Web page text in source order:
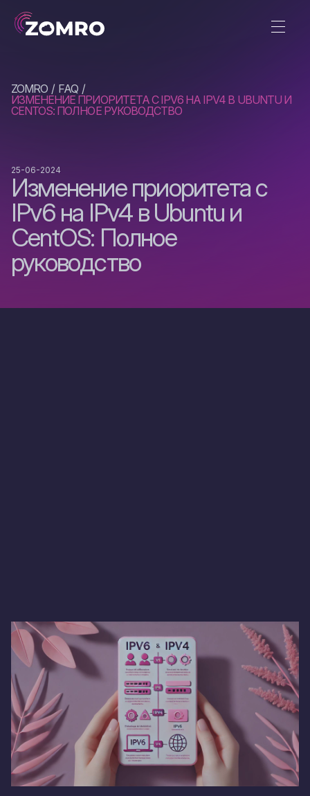
ZOMRO
FAQ
ИЗМЕНЕНИЕ ПРИОРИТЕТА С IPV6 НА IPV4 В UBUNTU И
CENTOS: ПОЛНОЕ РУКОВОДСТВО
Изменение приоритета с
IPv6 на IPv4 в Ubuntu и
CentOS: Полное
руководство
25-06-2024